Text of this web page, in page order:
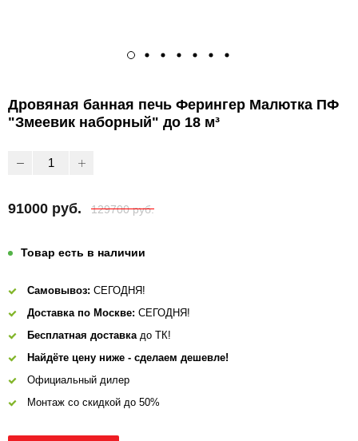
Дровяная банная печь Ферингер Малютка ПФ
"Змеевик наборный" до 18 м³
91000 руб. 129700 руб.
Товар есть в наличии
Самовывоз: СЕГОДНЯ!
Доставка по Москве: СЕГОДНЯ!
Бесплатная доставка до ТК!
Найдёте цену ниже - сделаем дешевле!
Официальный дилер
Монтаж со скидкой до 50%